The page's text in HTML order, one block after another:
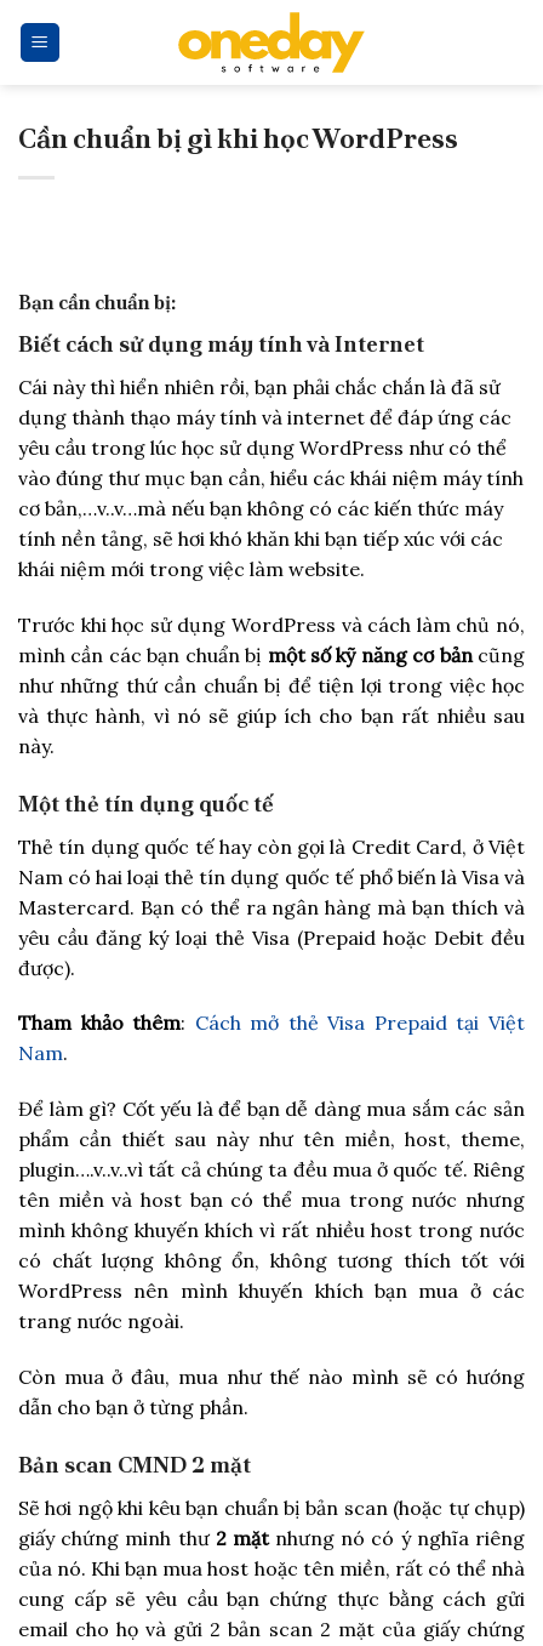
Cần chuẩn bị gì khi học WordPress
Bạn cần chuẩn bị:
Biết cách sử dụng máy tính và Internet
Cái này thì hiển nhiên rồi, bạn phải chắc chắn là đã sử
dụng thành thạo máy tính và internet để đáp ứng các
yêu cầu trong lúc học sử dụng WordPress như có thể
vào đúng thư mục bạn cần, hiểu các khái niệm máy tính
cơ bản,…v..v…mà nếu bạn không có các kiến thức máy
tính nền tảng, sẽ hơi khó khăn khi bạn tiếp xúc với các
khái niệm mới trong việc làm website.
Trước khi học sử dụng WordPress và cách làm chủ nó,
mình cần các bạn chuẩn bị một số kỹ năng cơ bảncũng
như những thứ cần chuẩn bị để tiện lợi trong việc học
và thực hành, vì nó sẽ giúp ích cho bạn rất nhiều sau
này.
Một thẻ tín dụng quốc tế
Thẻ tín dụng quốc tế hay còn gọi là Credit Card, ở Việt
Nam có hai loại thẻ tín dụng quốc tế phổ biến là Visa và
Mastercard. Bạn có thể ra ngân hàng mà bạn thích và
yêu cầu đăng ký loại thẻ Visa (Prepaid hoặc Debit đều
được).
Tham khảo thêm: Cách mở thẻ Visa Prepaid tại Việt
Nam.
Để làm gì? Cốt yếu là để bạn dễ dàng mua sắm các sản
phẩm cần thiết sau này như tên miền, host, theme,
plugin….v..v..vì tất cả chúng ta đều mua ở quốc tế. Riêng
tên miền và host bạn có thể mua trong nước nhưng
mình không khuyến khích vì rất nhiều host trong nước
có chất lượng không ổn, không tương thích tốt với
WordPress nên mình khuyến khích bạn mua ở các
trang nước ngoài.
Còn mua ở đâu, mua như thế nào mình sẽ có hướng
dẫn cho bạn ở từng phần.
Bản scan CMND 2 mặt
Sẽ hơi ngộ khi kêu bạn chuẩn bị bản scan (hoặc tự chụp)
giấy chứng minh thư 2 mặtnhưng nó có ý nghĩa riêng
của nó. Khi bạn mua host hoặc tên miền, rất có thể nhà
cung cấp sẽ yêu cầu bạn chứng thực bằng cách gửi
email cho họ và gửi 2 bản scan 2 mặt của giấy chứng